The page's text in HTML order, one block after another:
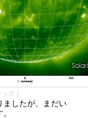
ク！
ましたが、まだい